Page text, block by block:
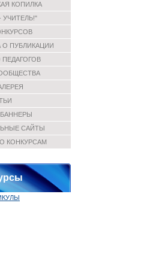
КОПИЛКА
УЧИТЕЛЬ!"
О ПУБЛИКАЦИИ
САЙТЫ
КОНКУРСАМ